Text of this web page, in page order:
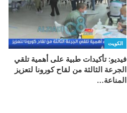
الكويت
فيديو: تأكيدات طبية على أهمية تلقي
الجرعة الثالثة من لقاح كورونا لتعزيز
المناعة…